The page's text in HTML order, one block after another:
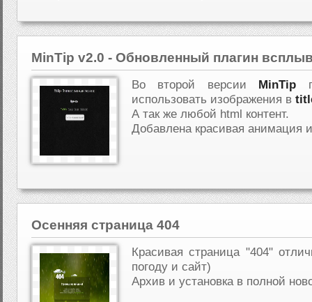
MinTip v2.0 - Обновленный плагин
Во второй версии MinTip
использовать изображения в
А так же любой html контент.
Добавлена красивая анимация
Осенняя страница 404
Красивая страница "404"
погоду и сайт)
Архив и установка в полной